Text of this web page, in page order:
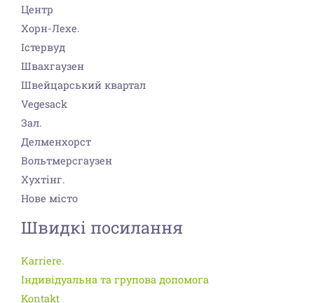
Центр
Хорн-Лехе.
Істервуд
Швахгаузен
Швейцарський квартал
Vegesack
Зал.
Делменхорст
Вольтмерсгаузен
Хухтінг.
Нове місто
Швидкі посилання
Karriere.
Індивідуальна та групова допомога
Kontakt